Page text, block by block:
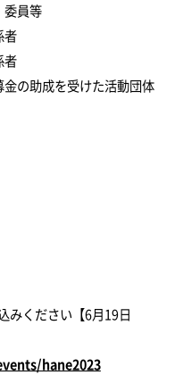
委員等
者
者
金の助成を受けた活動団体
みください【6月19日
hane2023